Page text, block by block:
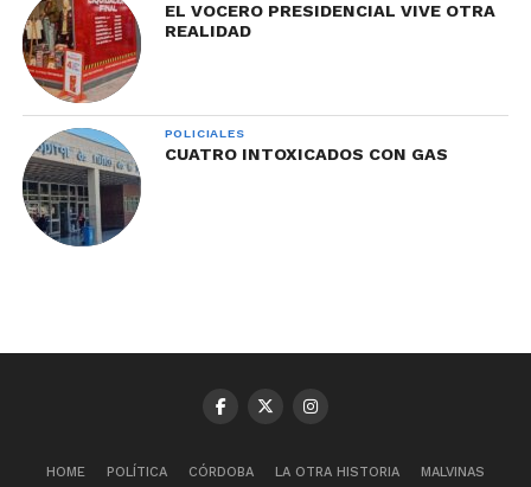
EL VOCERO PRESIDENCIAL VIVE OTRA
REALIDAD
POLICIALES
CUATRO INTOXICADOS CON GAS
HOME POLÍTICA CÓRDOBA LA OTRA HISTORIA MALVINAS